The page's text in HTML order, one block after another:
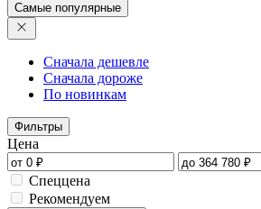
Самые популярные
Сначала дешевле
Сначала дороже
По новинкам
Фильтры
Цена
Спеццена
Рекомендуем